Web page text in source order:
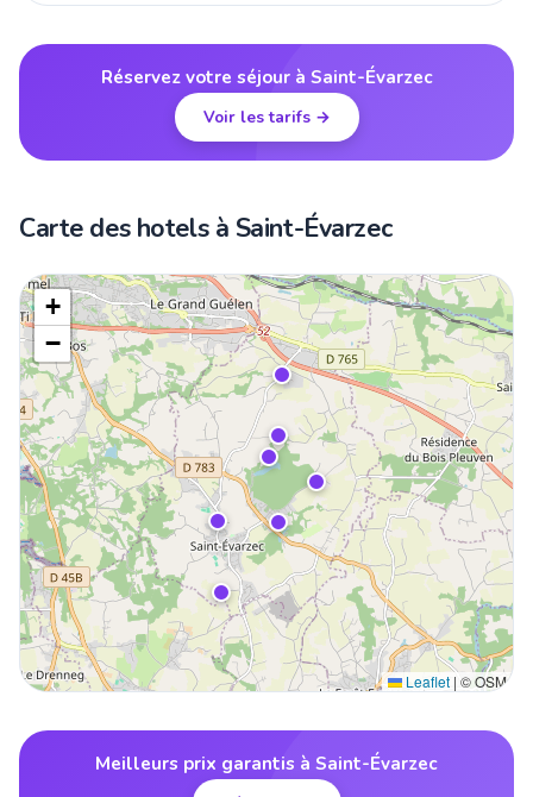
Réservez votre séjour à Saint-Évarzec
Voir les tarifs →
Carte des hotels à Saint-Évarzec
+
−
Leaflet | © OSM
Meilleurs prix garantis à Saint-Évarzec